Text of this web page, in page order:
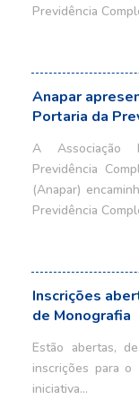
Previdência
Anapar
Portaria da
A Associação
Previdência
(Anapar)
Previdência
Inscrições
de Monografia
Estão abertas,
inscrições para o
iniciativa…